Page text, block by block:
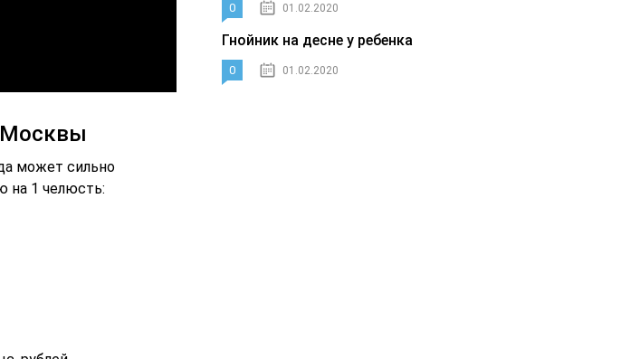
Москвы
может сильно
на 1 челюсть:
0 01.02.2020
Гнойник на десне у ребенка
0 01.02.2020